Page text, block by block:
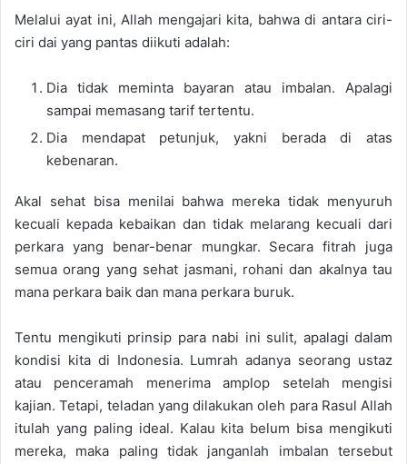
Melalui ayat ini, Allah mengajari kita, bahwa di antara ciri-
ciri dai yang pantas diikuti adalah:
Dia tidak meminta bayaran atau imbalan. Apalagi
sampai memasang tarif tertentu.
Dia mendapat petunjuk, yakni berada di atas
kebenaran.
Akal sehat bisa menilai bahwa mereka tidak menyuruh
kecuali kepada kebaikan dan tidak melarang kecuali dari
perkara yang benar-benar mungkar. Secara fitrah juga
semua orang yang sehat jasmani, rohani dan akalnya tau
mana perkara baik dan mana perkara buruk.
Tentu mengikuti prinsip para nabi ini sulit, apalagi dalam
kondisi kita di Indonesia. Lumrah adanya seorang ustaz
atau penceramah menerima amplop setelah mengisi
kajian. Tetapi, teladan yang dilakukan oleh para Rasul Allah
itulah yang paling ideal. Kalau kita belum bisa mengikuti
mereka, maka paling tidak janganlah imbalan tersebut